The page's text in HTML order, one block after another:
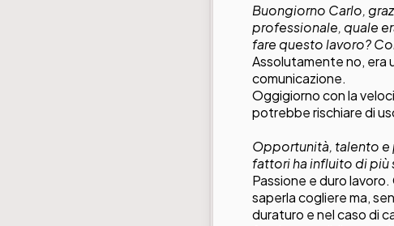
Buongiorno Carlo,
professionale, quale
fare questo lavoro?
Assolutamente no, era
comunicazione.
Oggigiorno con la
potrebbe rischiare di
Opportunità, talento e
fattori ha influito di più
Passione e duro
saperla cogliere ma,
duraturo e nel caso di